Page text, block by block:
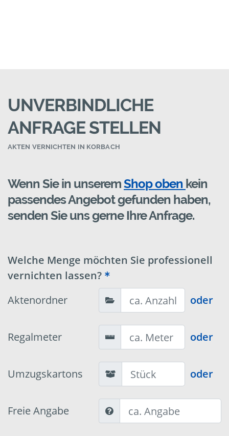
UNVERBINDLICHE
ANFRAGE STELLEN
AKTEN VERNICHTEN IN KORBACH
Wenn Sie in unseremShop oben kein
passendes Angebot gefunden haben,
senden Sie uns gerne Ihre Anfrage.
Welche Menge möchten Sie professionell
vernichten lassen?
Aktenordner
oder
Regalmeter oder
Umzugskartons oder
Freie Angabe